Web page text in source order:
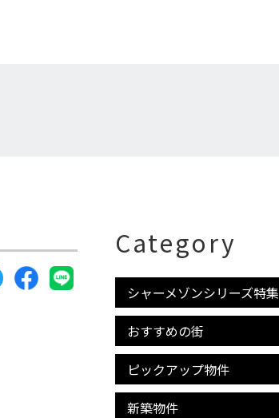
Category
シャーメゾンシリーズ特集
おすすめの街
ピックアップ物件
新築物件